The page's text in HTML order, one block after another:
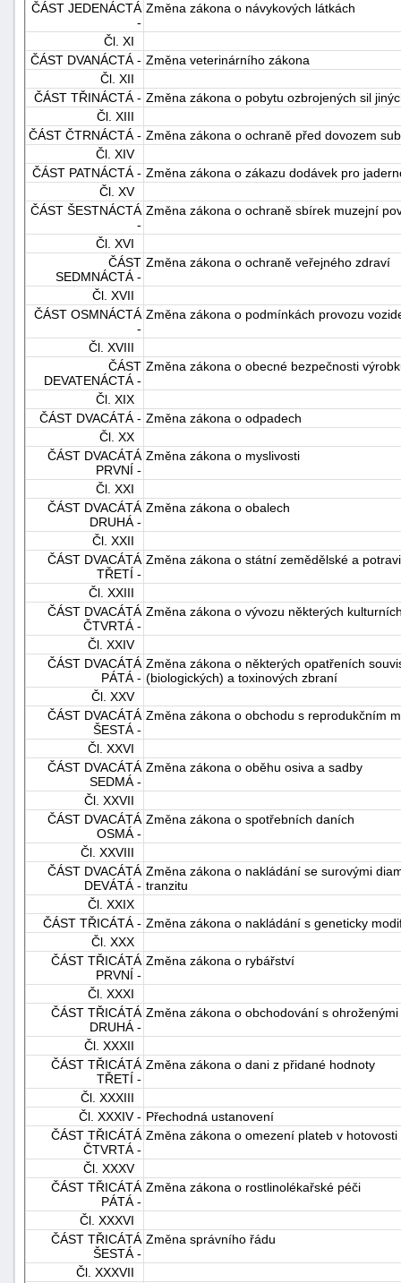
ČÁST JEDENÁCTÁ
-
Změna zákona o návykových látkách
Čl. XI
ČÁST DVANÁCTÁ - Změna veterinárního zákona
Čl. XII
ČÁST TŘINÁCTÁ - Změna zákona o pobytu ozbrojených sil
Čl. XIII
ČÁST ČTRNÁCTÁ - Změna zákona o ochraně před dovozem
Čl. XIV
ČÁST PATNÁCTÁ - Změna zákona o zákazu dodávek pro
Čl. XV
ČÁST ŠESTNÁCTÁ
-
Změna zákona o ochraně sbírek muzejní
Čl. XVI
ČÁST
SEDMNÁCTÁ -
Změna zákona o ochraně veřejného zdraví
Čl. XVII
ČÁST OSMNÁCTÁ
-
Změna zákona o podmínkách provozu
Čl. XVIII
ČÁST
DEVATENÁCTÁ -
Změna zákona o obecné bezpečnosti
Čl. XIX
ČÁST DVACÁTÁ - Změna zákona o odpadech
Čl. XX
ČÁST DVACÁTÁ
PRVNÍ -
Změna zákona o myslivosti
Čl. XXI
ČÁST DVACÁTÁ
DRUHÁ -
Změna zákona o obalech
Čl. XXII
ČÁST DVACÁTÁ
TŘETÍ -
Změna zákona o státní zemědělské a
Čl. XXIII
ČÁST DVACÁTÁ
ČTVRTÁ -
Změna zákona o vývozu některých
Čl. XXIV
ČÁST DVACÁTÁ
PÁTÁ -
Změna zákona o některých opatřeních
(biologických) a toxinových zbraní
Čl. XXV
ČÁST DVACÁTÁ
ŠESTÁ -
Změna zákona o obchodu s reprodukčním
Čl. XXVI
ČÁST DVACÁTÁ
SEDMÁ -
Změna zákona o oběhu osiva a sadby
Čl. XXVII
ČÁST DVACÁTÁ
OSMÁ -
Změna zákona o spotřebních daních
Čl. XXVIII
ČÁST DVACÁTÁ
DEVÁTÁ -
Změna zákona o nakládání se surovými
tranzitu
Čl. XXIX
ČÁST TŘICÁTÁ - Změna zákona o nakládání s geneticky
Čl. XXX
ČÁST TŘICÁTÁ
PRVNÍ -
Změna zákona o rybářství
Čl. XXXI
ČÁST TŘICÁTÁ
DRUHÁ -
Změna zákona o obchodování s
Čl. XXXII
ČÁST TŘICÁTÁ
TŘETÍ -
Změna zákona o dani z přidané hodnoty
Čl. XXXIII
Čl. XXXIV - Přechodná ustanovení
ČÁST TŘICÁTÁ
ČTVRTÁ -
Změna zákona o omezení plateb v hotovosti
Čl. XXXV
ČÁST TŘICÁTÁ
PÁTÁ -
Změna zákona o rostlinolékařské péči
Čl. XXXVI
ČÁST TŘICÁTÁ
ŠESTÁ -
Změna správního řádu
Čl. XXXVII
"náhradě